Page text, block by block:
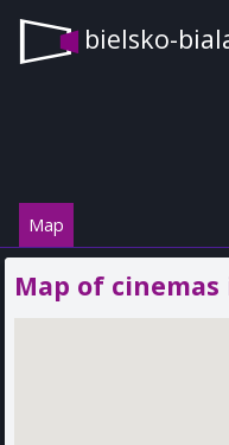
bielsko-
Map
Map of cinemas